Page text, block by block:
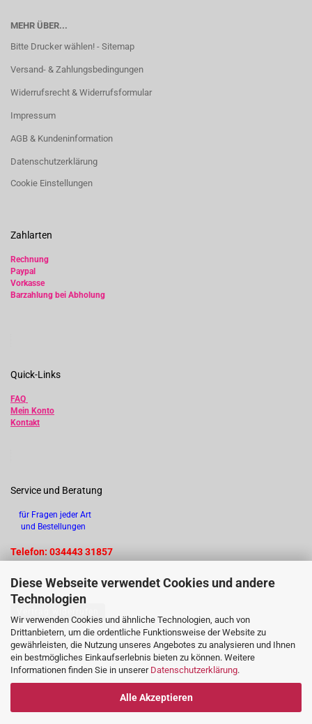
Diese Webseite verwendet Cookies und andere
Technologien
Wir verwenden Cookies und ähnliche Technologien, auch von
Drittanbietern, um die ordentliche Funktionsweise der Website zu
gewährleisten, die Nutzung unseres Angebotes zu analysieren und Ihnen
ein bestmögliches Einkaufserlebnis bieten zu können. Weitere
Informationen finden Sie in unserer Datenschutzerklärung.
Alle Akzeptieren
MEHR ÜBER...
Bitte Drucker wählen! - Sitemap
Versand- & Zahlungsbedingungen
Widerrufsrecht & Widerrufsformular
Impressum
AGB & Kundeninformation
Datenschutzerklärung
Cookie Einstellungen
Zahlarten
Rechnung
Paypal
Vorkasse
Barzahlung bei Abholung
Quick-Links
FAQ
Mein Konto
Kontakt
Service und Beratung
für Fragen jeder Art
und Bestellungen
Telefon: 034443 31857